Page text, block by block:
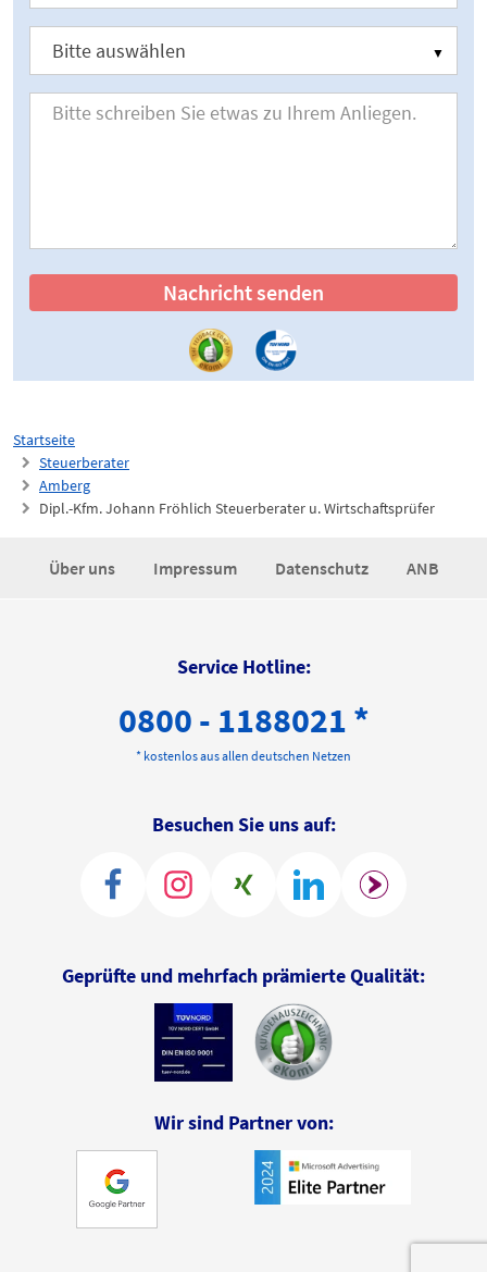
Startseite
Steuerberater
Amberg
Dipl.-Kfm. Johann Fröhlich Steuerberater u. Wirtschaftsprüfer
Nachricht senden
Über uns Impressum Datenschutz ANB
Service Hotline:
0800 - 1188021 *
* kostenlos aus allen deutschen Netzen
Besuchen Sie uns auf:
Geprüfte und mehrfach prämierte Qualität:
Wir sind Partner von: